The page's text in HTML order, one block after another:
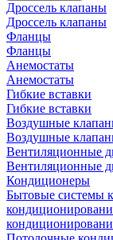
Дроссель клапаны
Дроссель клапаны
Фланцы
Фланцы
Анемостаты
Анемостаты
Гибкие вставки
Гибкие вставки
Воздушные
Воздушные
Вентиляционные
Вентиляционные
Кондиционеры
Бытовые системы